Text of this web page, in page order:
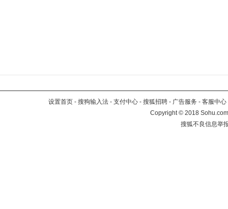
设置首页 - 搜狗输入法 - 支付中心 - 搜狐招聘 - 广告服务 - 客服中心
Copyright©2018
搜狐不良信息举